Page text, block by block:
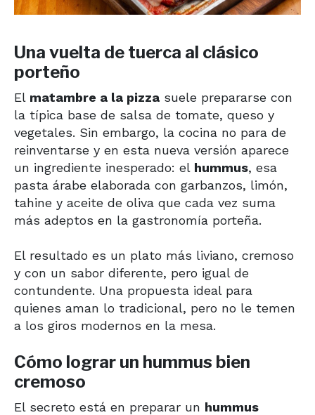
Una vuelta de tuerca al clásico
porteño
El matambre a la pizza suele prepararse con
la típica base de salsa de tomate, queso y
vegetales. Sin embargo, la cocina no para de
reinventarse y en esta nueva versión aparece
un ingrediente inesperado: el hummus, esa
pasta árabe elaborada con garbanzos, limón,
tahine y aceite de oliva que cada vez suma
más adeptos en la gastronomía porteña.
El resultado es un plato más liviano, cremoso
y con un sabor diferente, pero igual de
contundente. Una propuesta ideal para
quienes aman lo tradicional, pero no le temen
a los giros modernos en la mesa.
Cómo lograr un hummus bien
cremoso
El secreto está en preparar un hummus